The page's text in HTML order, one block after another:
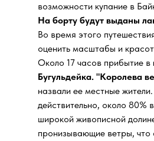
возможности купание в
На борту будут выданы
Во время этого
оценить масштабы и
Около 17 часов прибытие в
Бугульдейка. "Королева
назвали ее местные
действительно, около 80%
широкой живописной
пронизывающие ветры, что